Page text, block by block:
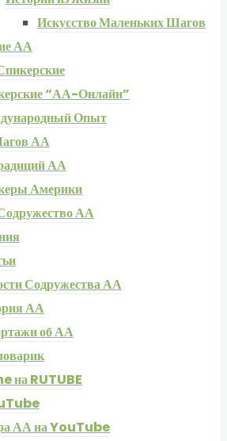
Искусство Маленьких Шагов
АА
“АА-Онлайн”
Опыт
АА
АА
Америки
АА
Содружества АА
АА
об АА
на RUTUBE
АА на YouTube